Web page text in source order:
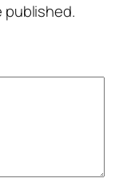
published.